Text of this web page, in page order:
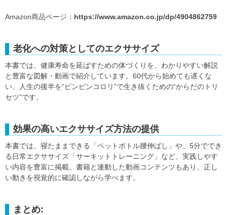
Amazon商品ページ： https://www.amazon.co.jp/dp/4904862759
老化への対策としてのエクササイズ
本書では、健康寿命を延ばすための体づくりを、わかりやすい解説
と豊富な図解・動画で紹介しています。60代から始めても遅くな
い、人生の後半を“ピンピンコロリ”で生き抜くための“からだのトリ
セツ”です。
効果の高いエクササイズ方法の提供
本書では、寝たままできる「ペットボトル腰伸ばし」や、5分ででき
る日常エクササイズ「サーキットトレーニング」など、実践しやす
い内容を豊富に掲載。書籍と連動した動画コンテンツもあり、正し
い動きを視覚的に確認しながら学べます。
まとめ: